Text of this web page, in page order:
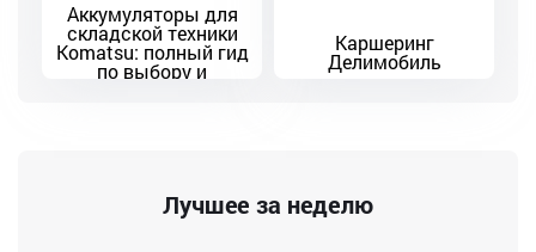
Аккумуляторы для
складской техники
Komatsu: полный гид
по выбору и
Каршеринг
Делимобиль
Лучшее за неделю